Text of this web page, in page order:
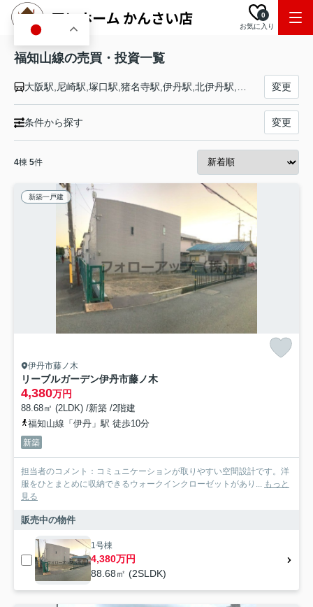
お気に入り
0
福知山線の売買・投資一覧
変更
条件から探す 変更
4棟 5件
新築一戸建
伊丹市藤ノ木
リーブルガーデン伊丹市藤ノ木
4,380万円
88.68㎡ (2LDK) /新築 /2階建
福知山線「伊丹」駅 徒歩10分
新築
担当者のコメント：コミュニケーションが取りやすい空間設計です。洋
服をひとまとめに収納できるウォークインクローゼットがあり... もっと
見る
販売中の物件
1号棟
4,380万円
88.68㎡ (2SLDK)